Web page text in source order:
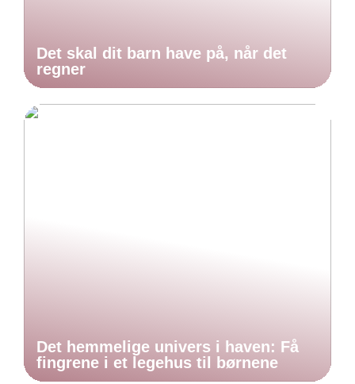
Det skal dit barn have på, når det
regner
Det hemmelige univers i haven: Få
fingrene i et legehus til børnene